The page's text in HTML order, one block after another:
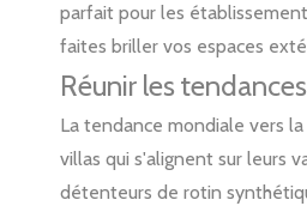
parfait pour les
faites briller vos espaces
Réunir les
La tendance mondiale vers
villas qui s'alignent sur leurs
détenteurs de rotin